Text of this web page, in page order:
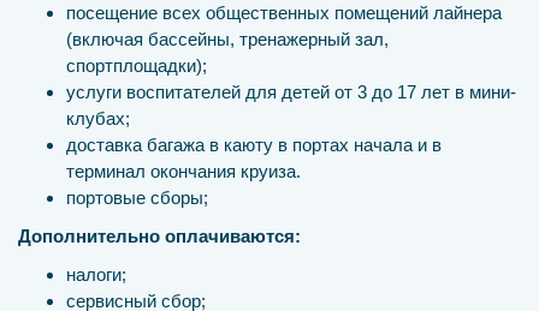
посещение всех общественных помещений лайнера
(включая бассейны, тренажерный зал,
спортплощадки);
услуги воспитателей для детей от 3 до 17 лет в мини-
клубах;
доставка багажа в каюту в портах начала и в
терминал окончания круиза.
портовые сборы;
Дополнительно оплачиваются:
налоги;
сервисный сбор;